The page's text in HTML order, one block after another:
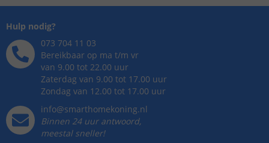
Hulp nodig?
073 704 11 03
Bereikbaar op ma t/m vr
van 9.00 tot 22.00 uur
Zaterdag van 9.00 tot 17.00 uur
Zondag van 12.00 tot 17.00 uur
info@smarthomekoning.nl
Binnen 24 uur antwoord,
meestal sneller!